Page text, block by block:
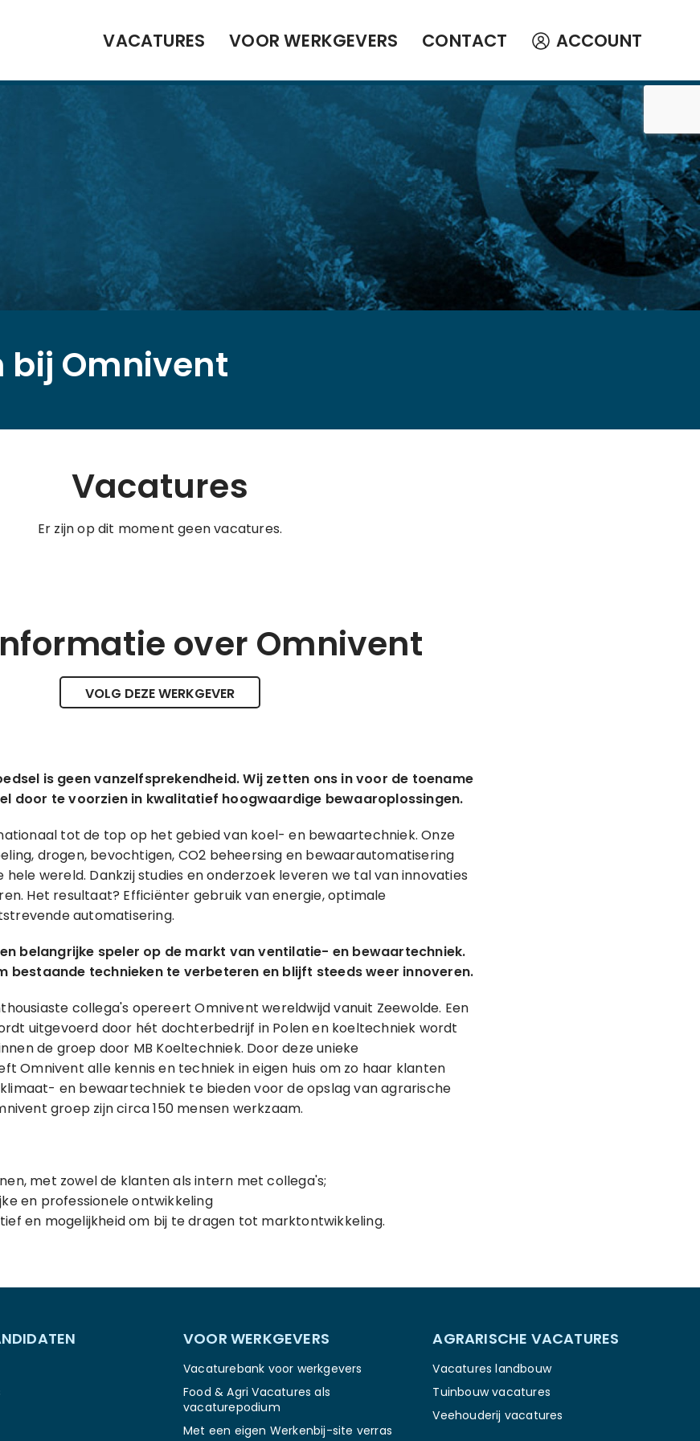
VACATURES VOOR WERKGEVERS CONTACT ACCOUNT
bij Omnivent
Vacatures
Er zijn op dit moment geen vacatures.
over Omnivent
VOLG DEZE WERKGEVER
is geen vanzelfsprekendheid. Wij zetten ons in voor de toename
door te voorzien in kwalitatief hoogwaardige bewaaroplossingen.
tot de top op het gebied van koel- en bewaartechniek. Onze
drogen, bevochtigen, CO2 beheersing en bewaarautomatisering
wereld. Dankzij studies en onderzoek leveren we tal van innovaties
Het resultaat? Efficiënter gebruik van energie, optimale
automatisering.
belangrijke speler op de markt van ventilatie- en bewaartechniek.
bestaande technieken te verbeteren en blijft steeds weer innoveren.
collega's opereert Omnivent wereldwijd vanuit Zeewolde. Een
uitgevoerd door hét dochterbedrijf in Polen en koeltechniek wordt
de groep door MB Koeltechniek. Door deze unieke
Omnivent alle kennis en techniek in eigen huis om zo haar klanten
en bewaartechniek te bieden voor de opslag van agrarische
groep zijn circa 150 mensen werkzaam.
met zowel de klanten als intern met collega's;
en professionele ontwikkeling
en mogelijkheid om bij te dragen tot marktontwikkeling.
VOOR WERKGEVERS
Vacaturebank voor werkgevers
Food & Agri Vacatures als
vacaturepodium
Met een eigen Werkenbij-site verras
AGRARISCHE VACATURES
Vacatures landbouw
Tuinbouw vacatures
Veehouderij vacatures